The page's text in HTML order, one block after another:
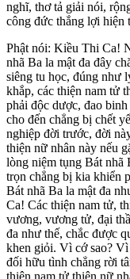
nghĩ, thơ tả giải nói,
công đức thắng lợi hiện
Phật nói: Kiều Thi Ca!
nhã Ba la mật đa đây
siêng tu học, đúng như
khắp, các thiện nam tử
phải độc dược, đao
cho đến chẳng bị chết
nghiệp đời trước, đời
thiện nữ nhân này nếu
lòng niệm tụng Bát nhã
trọn chẳng bị kia khiển
Bát nhã Ba la mật đa
Ca! Các thiện nam tử,
vương, vương tử, đại
đa như thế, chắc được
khen giỏi. Vì cớ sao?
đối hữu tình chẳng rời
thiện nam tử thiện nữ